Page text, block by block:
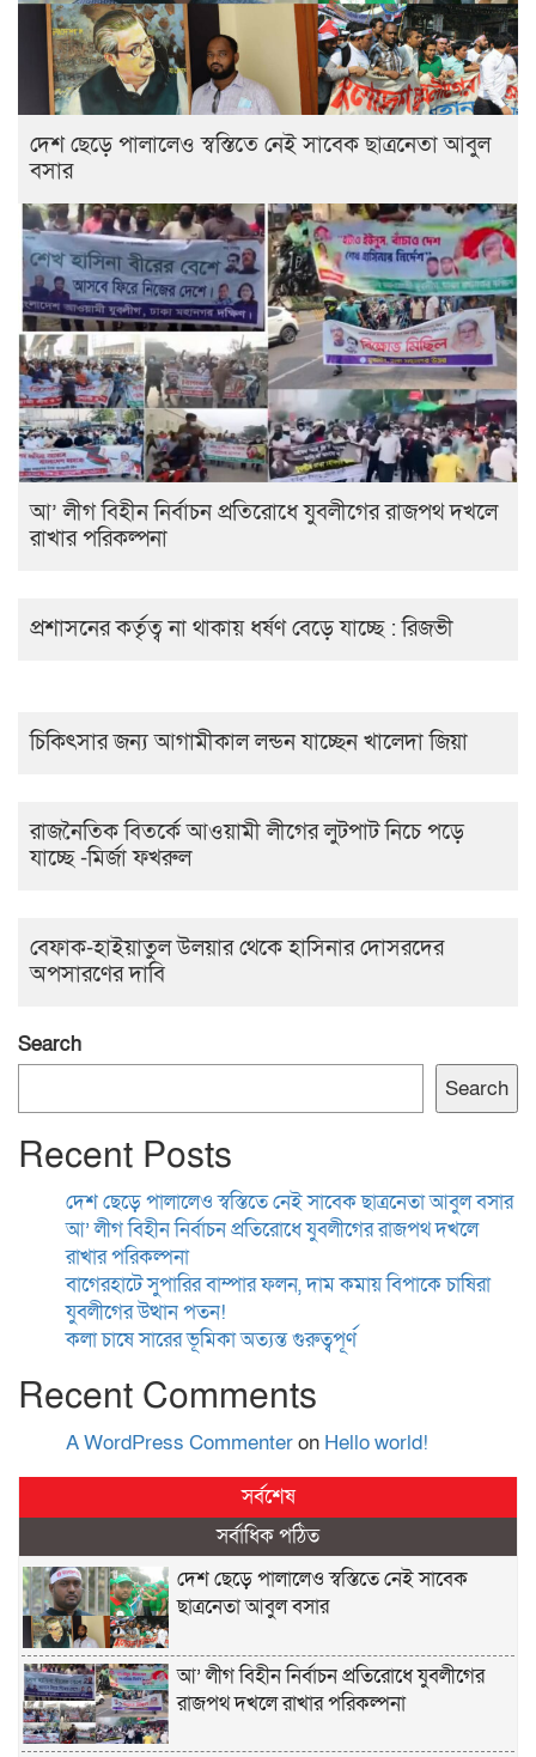
দেশ ছেড়ে পালালেও স্বস্তিতে নেই সাবেক ছাত্রনেতা আবুল
বসার
আ’ লীগ বিহীন নির্বাচন প্রতিরোধে যুবলীগের রাজপথ দখলে
রাখার পরিকল্পনা
প্রশাসনের কর্তৃত্ব না থাকায় ধর্ষণ বেড়ে যাচ্ছে : রিজভী
চিকিৎসার জন্য আগামীকাল লন্ডন যাচ্ছেন খালেদা জিয়া
রাজনৈতিক বিতর্কে আওয়ামী লীগের লুটপাট নিচে পড়ে
যাচ্ছে -মির্জা ফখরুল
বেফাক-হাইয়াতুল উলয়ার থেকে হাসিনার দোসরদের
অপসারণের দাবি
Search
Search
Recent Posts
দেশ ছেড়ে পালালেও স্বস্তিতে নেই সাবেক ছাত্রনেতা আবুল বসার
আ’ লীগ বিহীন নির্বাচন প্রতিরোধে যুবলীগের রাজপথ দখলে
রাখার পরিকল্পনা
বাগেরহাটে সুপারির বাম্পার ফলন, দাম কমায় বিপাকে চাষিরা
যুবলীগের উত্থান পতন!
কলা চাষে সারের ভূমিকা অত্যন্ত গুরুত্বপূর্ণ
Recent Comments
A WordPress Commenteron Hello world!
সর্বশেষ
সর্বাধিক পঠিত
দেশ ছেড়ে পালালেও স্বস্তিতে নেই সাবেক
ছাত্রনেতা আবুল বসার
আ’ লীগ বিহীন নির্বাচন প্রতিরোধে যুবলীগের
রাজপথ দখলে রাখার পরিকল্পনা